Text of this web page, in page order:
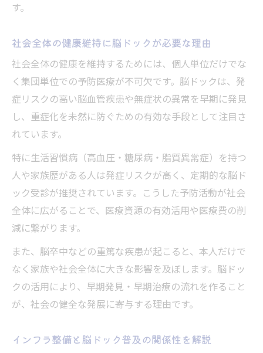
自治体補助を利用した脳ドック受診のメリ
ット
補助制度を活用すれば脳ドックも身近に受
診可能
自分に合う脳ドックを選ぶための比較ポイント
脳ドック比較で重視したい検査内容の違い
CTとMRIの違いから選ぶ脳ドックのコツ
脳ドック検査方式の比較で自分に最適な選
択
生活習慣や家族歴で脳ドックの必要度を判
断
脳ドック選びの基準は費用だけでは決まら
ない
社会保険を活用した脳ドックの受け方解説
社会保険利用で脳ドック受診時の負担を軽
す。
社会全体の健康維持に脳ドックが必要な理由
社会全体の健康を維持するためには、個人単位だけでな
く集団単位での予防医療が不可欠です。脳ドックは、発
症リスクの高い脳血管疾患や無症状の異常を早期に発見
し、重症化を未然に防ぐための有効な手段として注目さ
れています。
特に生活習慣病（高血圧・糖尿病・脂質異常症）を持つ
人や家族歴がある人は発症リスクが高く、定期的な脳ド
ック受診が推奨されています。こうした予防活動が社会
全体に広がることで、医療資源の有効活用や医療費の削
減に繋がります。
また、脳卒中などの重篤な疾患が起こると、本人だけで
なく家族や社会全体に大きな影響を及ぼします。脳ドッ
クの活用により、早期発見・早期治療の流れを作ること
が、社会の健全な発展に寄与する理由です。
インフラ整備と脳ドック普及の関係性を解説